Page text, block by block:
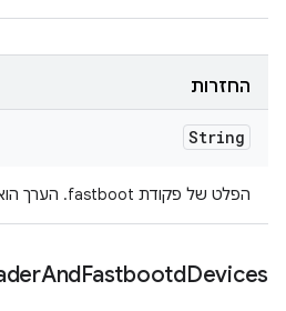
החזרות
String
הפלט של פקודת fastboot. הערך הוא null אם הפקודה נכשלה.
AndFastbootdDevices